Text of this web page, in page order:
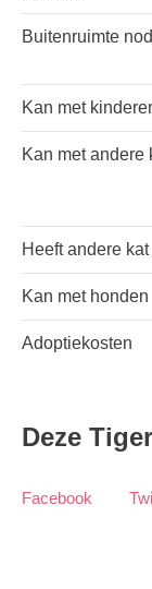
Buitenruimte
Kan met
Kan met andere
Heeft andere
Kan met honden
Adoptiekosten
Deze
Facebook